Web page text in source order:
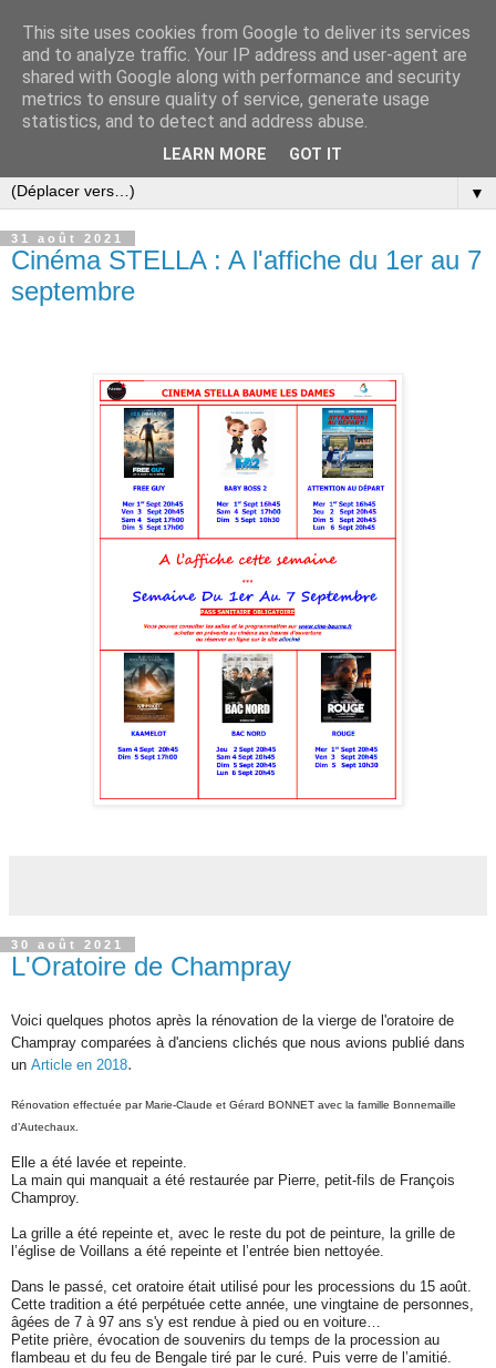
▼
31 août 2021
Cinéma STELLA : A l'affiche du 1er au 7
septembre
30 août 2021
L'Oratoire de Champray
Voici quelques photos après la rénovation de la vierge de l'oratoire de
Champray comparées à d'anciens clichés que nous avions publié dans
un Article en 2018.
Rénovation effectuée par Marie-Claude et Gérard BONNET avec la famille Bonnemaille
d’Autechaux.
Elle a été lavée et repeinte.
La main qui manquait a été restaurée par Pierre, petit-fils de François
Champroy.
La grille a été repeinte et, avec le reste du pot de peinture, la grille de
l’église de Voillans a été repeinte et l’entrée bien nettoyée.
Dans le passé, cet oratoire était utilisé pour les processions du 15 août.
Cette tradition a été perpétuée cette année, une vingtaine de personnes,
âgées de 7 à 97 ans s'y est rendue à pied ou en voiture…
Petite prière, évocation de souvenirs du temps de la procession au
flambeau et du feu de Bengale tiré par le curé. Puis verre de l’amitié.
This site uses cookies from Google to deliver its services
and to analyze traffic. Your IP address and user-agent are
shared with Google along with performance and security
metrics to ensure quality of service, generate usage
statistics, and to detect and address abuse.
LEARN MORE GOT IT